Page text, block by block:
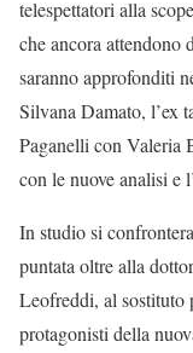
telespettatori alla
che ancora attendono
saranno approfonditi
Silvana Damato, l’ex
Paganelli con
con le nuove analisi e
In studio si
puntata oltre alla
Leofreddi, al sostituto
protagonisti della